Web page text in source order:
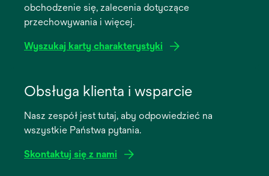
obchodzenie się, zalecenia dotyczące
przechowywania i więcej.
Wyszukaj karty charakterystyki
new
Obsługa klienta i wsparcie
Nasz zespół jest tutaj, aby odpowiedzieć na
wszystkie Państwa pytania.
Skontaktuj się z nami